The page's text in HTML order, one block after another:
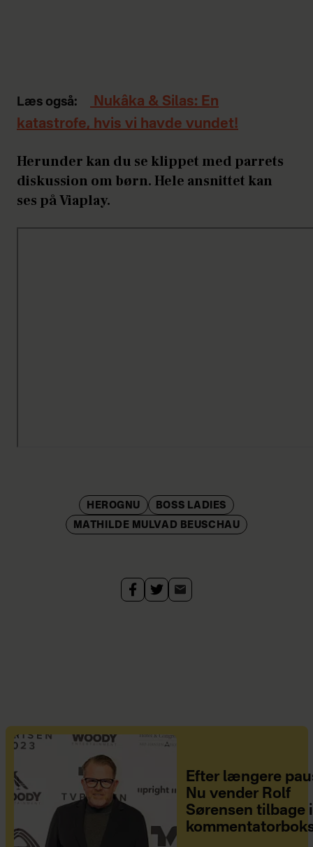
Læs også:
Nukâka & Silas: En
katastrofe, hvis vi havde vundet!
Herunder kan du se klippet med parrets
diskussion om børn. Hele ansnittet kan
ses på Viaplay.
HEROGNU
BOSS LADIES
MATHILDE MULVAD BEUSCHAU
Efter længere
Nu vender Rolf
Sørensen tilbage i